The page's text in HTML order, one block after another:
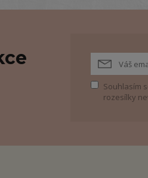
Souhlasím
rozesílky